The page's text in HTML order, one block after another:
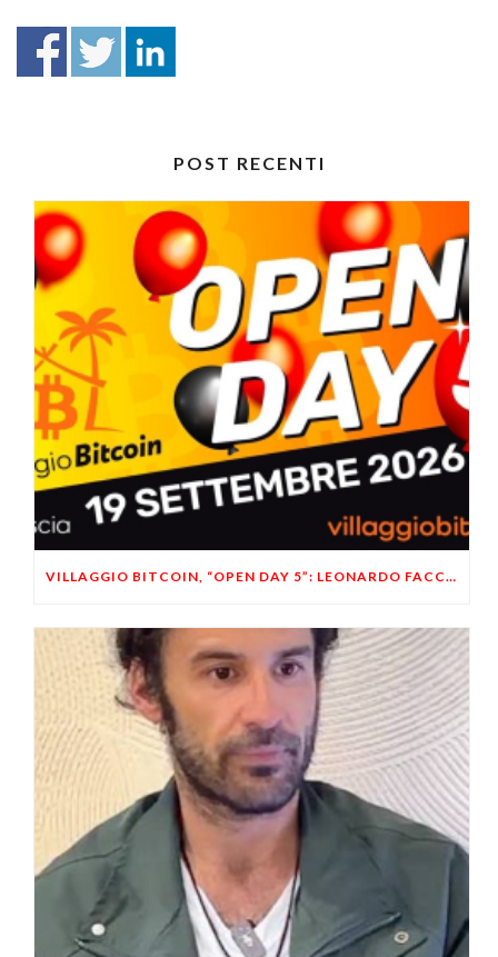
POST RECENTI
VILLAGGIO BITCOIN, “OPEN DAY 5”: LEONARDO FACCO OSPITE A BRESCIA